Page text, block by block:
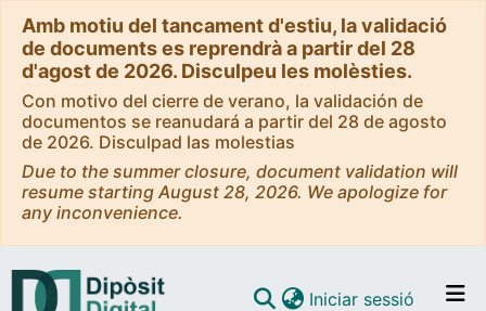
Amb motiu del tancament d'estiu, la validació
de documents es reprendrà a partir del 28
d'agost de 2026. Disculpeu les molèsties.
Con motivo del cierre de verano, la validación de
documentos se reanudará a partir del 28 de agosto
de 2026. Disculpad las molestias
Due to the summer closure, document validation will
resume starting August 28, 2026. We apologize for
any inconvenience.
Iniciar sessió (current)